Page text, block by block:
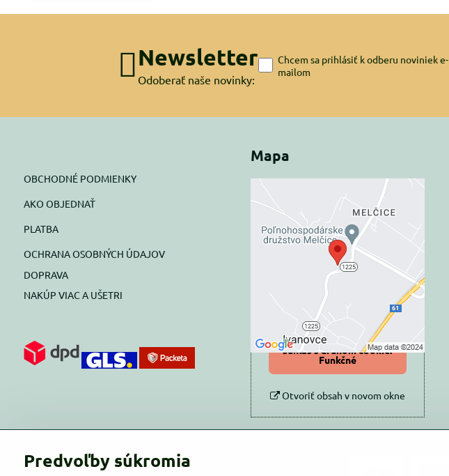
Newsletter
Odoberať naše novinky:
Chcem sa prihlásiť k odberu noviniek e-
mailom
OBCHODNÉ PODMIENKY
AKO OBJEDNAŤ
PLATBA
OCHRANA OSOBNÝCH ÚDAJOV
DOPRAVA
NAKÚP VIAC A UŠETRI
Mapa
Externý obsah je
blokovaný Voľbami
súkromia
Prajete si načítať externý obsah?
Povoliť tentokrát
Povoliť a zapamätať -
súhlas s druhom cookie:
Funkčné
Otvoriť obsah v novom okne
Predvoľby súkromia